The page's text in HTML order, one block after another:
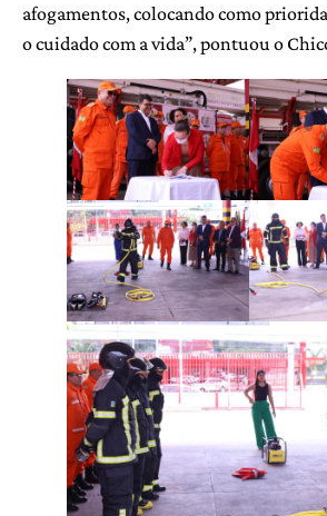
afogamentos, colocando como
o cuidado com a vida”, pontuou o